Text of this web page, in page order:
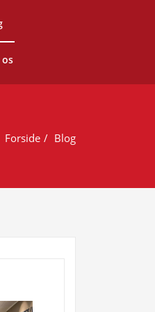
Forside Blog